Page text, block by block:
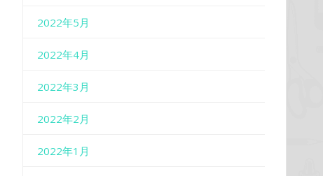
2022年5月
2022年4月
2022年3月
2022年2月
2022年1月